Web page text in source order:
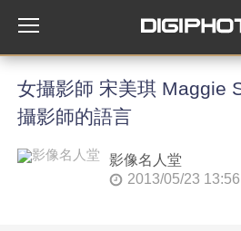
女攝影師 宋美琪 Maggie
攝影師的語言
影像名人堂
2013/05/23 13:56